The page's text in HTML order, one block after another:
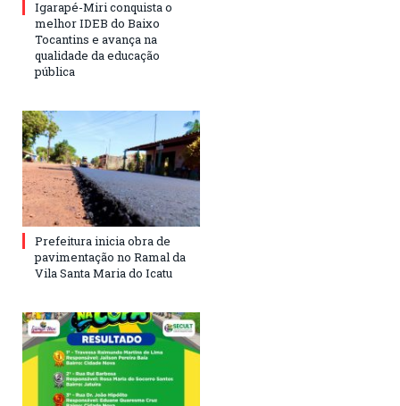
Igarapé-Miri conquista o
melhor IDEB do Baixo
Tocantins e avança na
qualidade da educação
pública
Prefeitura inicia obra de
pavimentação no Ramal da
Vila Santa Maria do Icatu